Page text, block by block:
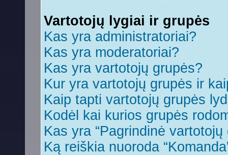
Vartotojų lygiai ir grupės
Kas yra administratoriai?
Kas yra moderatoriai?
Kas yra vartotojų grupės?
Kur yra vartotojų grupės ir
Kaip tapti vartotojų grupės
Kodėl kai kurios grupės
Kas yra “Pagrindinė vartotojų
Ką reiškia nuoroda